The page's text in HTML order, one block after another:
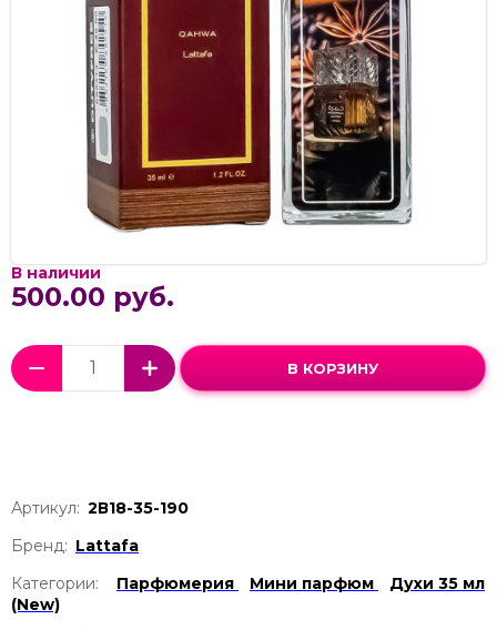
В наличии
500.00 руб.
В КОРЗИНУ
Артикул: 2В18-35-190
Бренд: Lattafa
Категории:
Парфюмерия Мини парфюм
Духи 35 мл
(New)